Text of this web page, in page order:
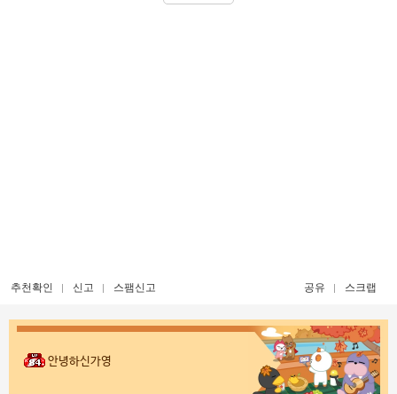
추천확인 신고 스팸신고 공유 스크랩
안녕하신가영